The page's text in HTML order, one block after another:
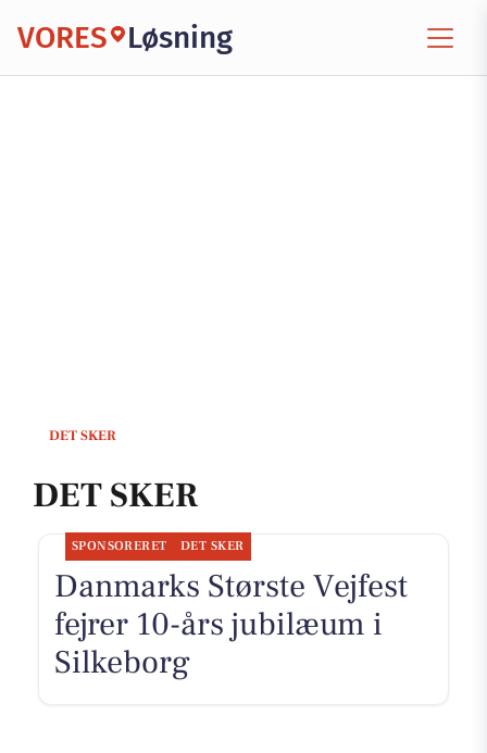
VORES Løsning
DET SKER
DET SKER
SPONSORERET DET SKER
Danmarks Største Vejfest
fejrer 10-års jubilæum i
Silkeborg